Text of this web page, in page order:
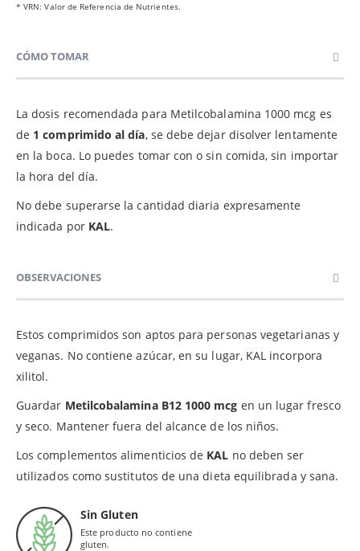
* VRN: Valor de Referencia de Nutrientes.
CÓMO TOMAR
La dosis recomendada para Metilcobalamina 1000 mcg es
de 1 comprimido al día, se debe dejar disolver lentamente
en la boca. Lo puedes tomar con o sin comida, sin importar
la hora del día.
No debe superarse la cantidad diaria expresamente
indicada por KAL.
OBSERVACIONES
Estos comprimidos son aptos para personas vegetarianas y
veganas. No contiene azúcar, en su lugar, KAL incorpora
xilitol.
Guardar Metilcobalamina B12 1000 mcg en un lugar fresco
y seco. Mantener fuera del alcance de los niños.
Los complementos alimenticios de KAL no deben ser
utilizados como sustitutos de una dieta equilibrada y sana.
Sin Gluten
Este producto no contiene
gluten.